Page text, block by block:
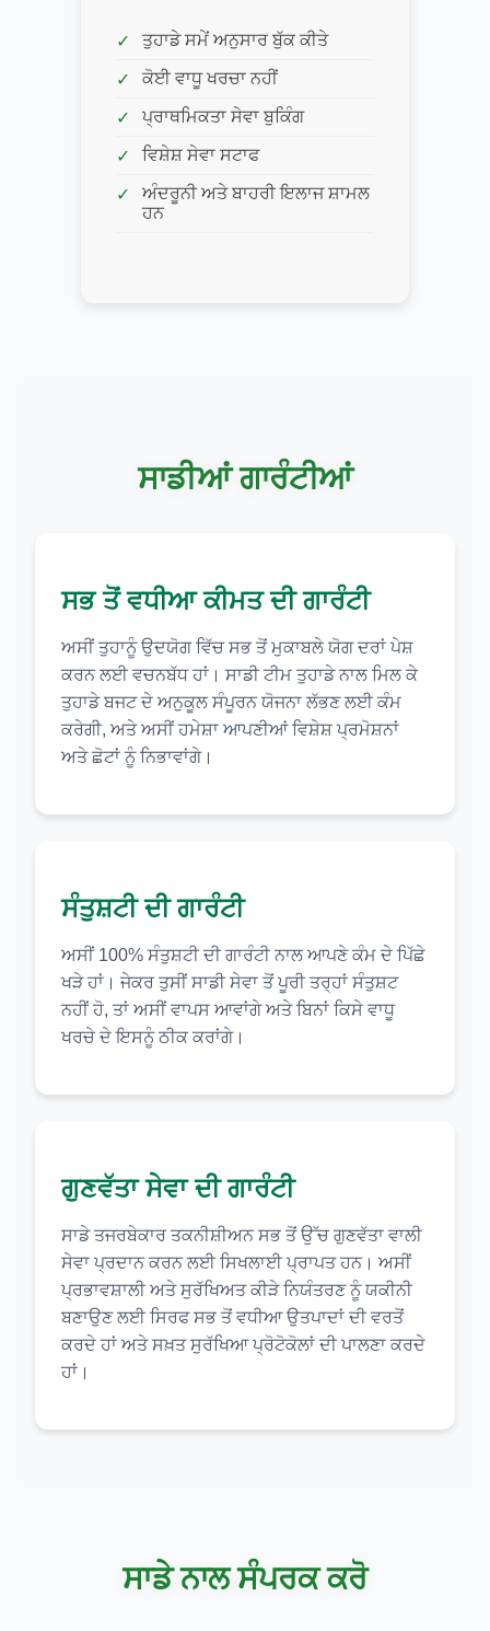
ਤੁਹਾਡੇ ਸਮੇਂ ਅਨੁਸਾਰ ਬੁੱਕ ਕੀਤੇ
ਕੋਈ ਵਾਧੂ ਖਰਚਾ ਨਹੀਂ
ਪ੍ਰਾਥਮਿਕਤਾ ਸੇਵਾ ਬੁਕਿੰਗ
ਵਿਸ਼ੇਸ਼ ਸੇਵਾ ਸਟਾਫ
ਅੰਦਰੂਨੀ ਅਤੇ ਬਾਹਰੀ ਇਲਾਜ ਸ਼ਾਮਲ
ਹਨ
ਸਾਡੀਆਂ ਗਾਰੰਟੀਆਂ
ਸਭ ਤੋਂ ਵਧੀਆ ਕੀਮਤ ਦੀ ਗਾਰੰਟੀ
ਅਸੀਂ ਤੁਹਾਨੂੰ ਉਦਯੋਗ ਵਿੱਚ ਸਭ ਤੋਂ ਮੁਕਾਬਲੇ ਯੋਗ ਦਰਾਂ ਪੇਸ਼
ਕਰਨ ਲਈ ਵਚਨਬੱਧ ਹਾਂ। ਸਾਡੀ ਟੀਮ ਤੁਹਾਡੇ ਨਾਲ ਮਿਲ ਕੇ
ਤੁਹਾਡੇ ਬਜਟ ਦੇ ਅਨੁਕੂਲ ਸੰਪੂਰਨ ਯੋਜਨਾ ਲੱਭਣ ਲਈ ਕੰਮ
ਕਰੇਗੀ, ਅਤੇ ਅਸੀਂ ਹਮੇਸ਼ਾ ਆਪਣੀਆਂ ਵਿਸ਼ੇਸ਼ ਪ੍ਰਮੋਸ਼ਨਾਂ
ਅਤੇ ਛੋਟਾਂ ਨੂੰ ਨਿਭਾਵਾਂਗੇ।
ਸੰਤੁਸ਼ਟੀ ਦੀ ਗਾਰੰਟੀ
ਅਸੀਂ 100% ਸੰਤੁਸ਼ਟੀ ਦੀ ਗਾਰੰਟੀ ਨਾਲ ਆਪਣੇ ਕੰਮ ਦੇ ਪਿੱਛੇ
ਖੜੇ ਹਾਂ। ਜੇਕਰ ਤੁਸੀਂ ਸਾਡੀ ਸੇਵਾ ਤੋਂ ਪੂਰੀ ਤਰ੍ਹਾਂ ਸੰਤੁਸ਼ਟ
ਨਹੀਂ ਹੋ, ਤਾਂ ਅਸੀਂ ਵਾਪਸ ਆਵਾਂਗੇ ਅਤੇ ਬਿਨਾਂ ਕਿਸੇ ਵਾਧੂ
ਖਰਚੇ ਦੇ ਇਸਨੂੰ ਠੀਕ ਕਰਾਂਗੇ।
ਗੁਣਵੱਤਾ ਸੇਵਾ ਦੀ ਗਾਰੰਟੀ
ਸਾਡੇ ਤਜਰਬੇਕਾਰ ਤਕਨੀਸ਼ੀਅਨ ਸਭ ਤੋਂ ਉੱਚ ਗੁਣਵੱਤਾ ਵਾਲੀ
ਸੇਵਾ ਪ੍ਰਦਾਨ ਕਰਨ ਲਈ ਸਿਖਲਾਈ ਪ੍ਰਾਪਤ ਹਨ। ਅਸੀਂ
ਪ੍ਰਭਾਵਸ਼ਾਲੀ ਅਤੇ ਸੁਰੱਖਿਅਤ ਕੀੜੇ ਨਿਯੰਤਰਣ ਨੂੰ ਯਕੀਨੀ
ਬਣਾਉਣ ਲਈ ਸਿਰਫ ਸਭ ਤੋਂ ਵਧੀਆ ਉਤਪਾਦਾਂ ਦੀ ਵਰਤੋਂ
ਕਰਦੇ ਹਾਂ ਅਤੇ ਸਖ਼ਤ ਸੁਰੱਖਿਆ ਪ੍ਰੋਟੋਕੋਲਾਂ ਦੀ ਪਾਲਣਾ ਕਰਦੇ
ਹਾਂ।
ਸਾਡੇ ਨਾਲ ਸੰਪਰਕ ਕਰੋ